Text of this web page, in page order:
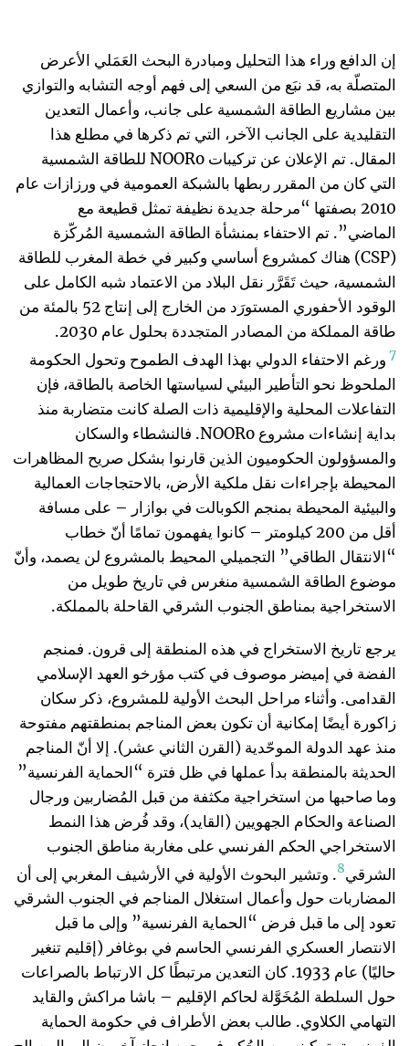
إن الدافع وراء هذا التحليل ومبادرة البحث العَمَلي الأعرض
المتصلّة به، قد نبَع من السعي إلى فهم أوجه التشابه والتوازي
بين مشاريع الطاقة الشمسية على جانب، وأعمال التعدين
التقليدية على الجانب الآخر، التي تم ذكرها في مطلع هذا
المقال. تم الإعلان عن تركيبات NOORo للطاقة الشمسية
التي كان من المقرر ربطها بالشبكة العمومية في ورزازات عام
2010 بصفتها “مرحلة جديدة نظيفة تمثل قطيعة مع
الماضي”. تم الاحتفاء بمنشأة الطاقة الشمسية المُركّزة
(CSP) هناك كمشروع أساسي وكبير في خطة المغرب للطاقة
الشمسية، حيث تَقَرَّر نقل البلاد من الاعتماد شبه الكامل على
الوقود الأحفوري المستورَد من الخارج إلى إنتاج 52 بالمئة من
طاقة المملكة من المصادر المتجددة بحلول عام 2030.
7 ورغم الاحتفاء الدولي بهذا الهدف الطموح وتحول الحكومة
الملحوظ نحو التأطير البيئي لسياستها الخاصة بالطاقة، فإن
التفاعلات المحلية والإقليمية ذات الصلة كانت متضاربة منذ
بداية إنشاءات مشروع NOORo. فالنشطاء والسكان
والمسؤولون الحكوميون الذين قارنوا بشكل صريح المظاهرات
المحيطة بإجراءات نقل ملكية الأرض، بالاحتجاجات العمالية
والبيئية المحيطة بمنجم الكوبالت في بوازار – على مسافة
أقل من 200 كيلومتر – كانوا يفهمون تمامًا أنّ خطاب
“الانتقال الطاقي” التجميلي المحيط بالمشروع لن يصمد، وأنّ
موضوع الطاقة الشمسية منغرس في تاريخ طويل من
الاستخراجية بمناطق الجنوب الشرقي القاحلة بالمملكة.
يرجع تاريخ الاستخراج في هذه المنطقة إلى قرون. فمنجم
الفضة في إميضر موصوف في كتب مؤرخو العهد الإسلامي
القدامى. وأثناء مراحل البحث الأولية للمشروع، ذكر سكان
زاكورة أيضًا إمكانية أن تكون بعض المناجم بمنطقتهم مفتوحة
منذ عهد الدولة الموحّدية (القرن الثاني عشر). إلا أنّ المناجم
الحديثة بالمنطقة بدأ عملها في ظل فترة “الحماية الفرنسية”
وما صاحبها من استخراجية مكثفة من قبل المُضاربين ورجال
الصناعة والحكام الجهويين (القايد)، وقد فُرض هذا النمط
الاستخراجي الحكم الفرنسي على مغاربة مناطق الجنوب
الشرقي8. وتشير البحوث الأولية في الأرشيف المغربي إلى أن
المضاربات حول وأعمال استغلال المناجم في الجنوب الشرقي
تعود إلى ما قبل فرض “الحماية الفرنسية” وإلى ما قبل
الانتصار العسكري الفرنسي الحاسم في بوغافر (إقليم تنغير
حاليًا) عام 1933. كان التعدين مرتبطًا كل الارتباط بالصراعات
حول السلطة المُخَوَّلة لحاكم الإقليم – باشا مراكش والقايد
التهامي الكلاوي. طالب بعض الأطراف في حكومة الحماية